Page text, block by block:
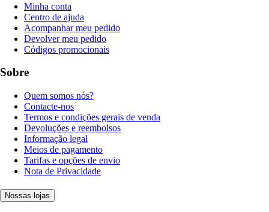
Minha conta
Centro de ajuda
Acompanhar meu pedido
Devolver meu pedido
Códigos promocionais
Sobre
Quem somos nós?
Contacte-nos
Termos e condições gerais de venda
Devoluções e reembolsos
Informação legal
Meios de pagamento
Tarifas e opções de envio
Nota de Privacidade
Nossas lojas